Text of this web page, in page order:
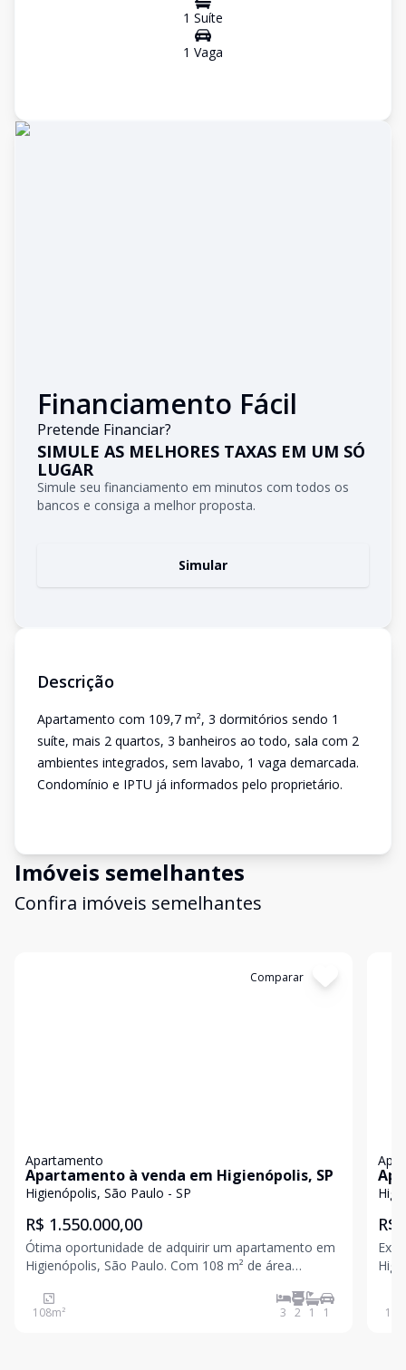
1 Suíte
1 Vaga
Financiamento Fácil
Pretende Financiar?
SIMULE AS MELHORES TAXAS EM UM SÓ
LUGAR
Simule seu financiamento em minutos com todos os
bancos e consiga a melhor proposta.
Simular
Descrição
Apartamento com 109,7 m², 3 dormitórios sendo 1
suíte, mais 2 quartos, 3 banheiros ao todo, sala com 2
ambientes integrados, sem lavabo, 1 vaga demarcada.
Condomínio e IPTU já informados pelo proprietário.
Imóveis semelhantes
Confira imóveis semelhantes
Comparar
Apartamento
Apartamento à venda em Higienópolis, SP
Higienópolis, São Paulo - SP
R$ 1.550.000,00
Ótima oportunidade de adquirir um apartamento em
Higienópolis, São Paulo. Com 108 m² de área
suíte, além de 2 banheiros e 1 vaga de garagem,
condominio possui lojas são de festa e cabelereiro.
108m² 3 2 1 1
R$
117